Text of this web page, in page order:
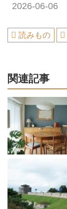
2026-06-06
読みもの
関連記事